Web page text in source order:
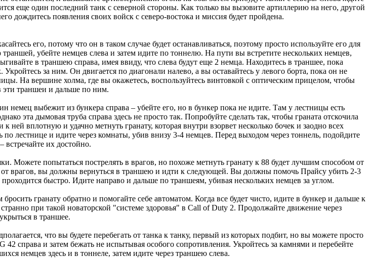
еще один последний танк с северной стороны. Как только вы вызовите артиллерию на него, другой
дождитесь появления своих войск с северо-востока и миссия будет пройдена.
его, потому что он в таком случае будет останавливаться, поэтому просто используйте его для
убейте немцев слева и затем идите по тоннелю. На пути вы встретите нескольких немцев,
в траншею справа, имея ввиду, что слева будут еще 2 немца. Находитесь в траншее, пока
за ним. Он двигается по диагонали налево, а вы оставайтесь у левого борта, пока он не
На вершине холма, где вы окажетесь, воспользуйтесь винтовкой с оптическим прицелом, чтобы
эти траншеи и дальше по ним.
немец выбежит из бункера справа – убейте его, но в бункер пока не идите. Там у лестницы есть
эта дымовая труба справа здесь не просто так. Попробуйте сделать так, чтобы граната отскочила
вплотную и удачно метнуть гранату, которая внутри взорвет несколько бочек и заодно всех
лестнице и идите через комнаты, убив внизу 3-4 немцев. Перед выходом через тоннель, подойдите
их достойно.
Можете попытаться пострелять в врагов, но похоже метнуть гранату к 88 будет лучшим способом от
врагов, вы должны вернуться в траншею и идти к следующей. Вы должны помочь Прайсу убить 2-3
быстро. Идите направо и дальше по траншеям, убивая нескольких немцев за углом.
гранату обратно и помогайте себе автоматом. Когда все будет чисто, идите в бункер и дальше к
при такой новаторской "системе здоровья" в Call of Duty 2. Продолжайте движение через
в траншее.
что вы будете перебегать от танка к танку, первый из которых подбит, но вы можете просто
справа и затем бежать не испытывая особого сопротивления. Укройтесь за камнями и перебейте
немцев здесь и в тоннеле, затем идите через траншею слева.